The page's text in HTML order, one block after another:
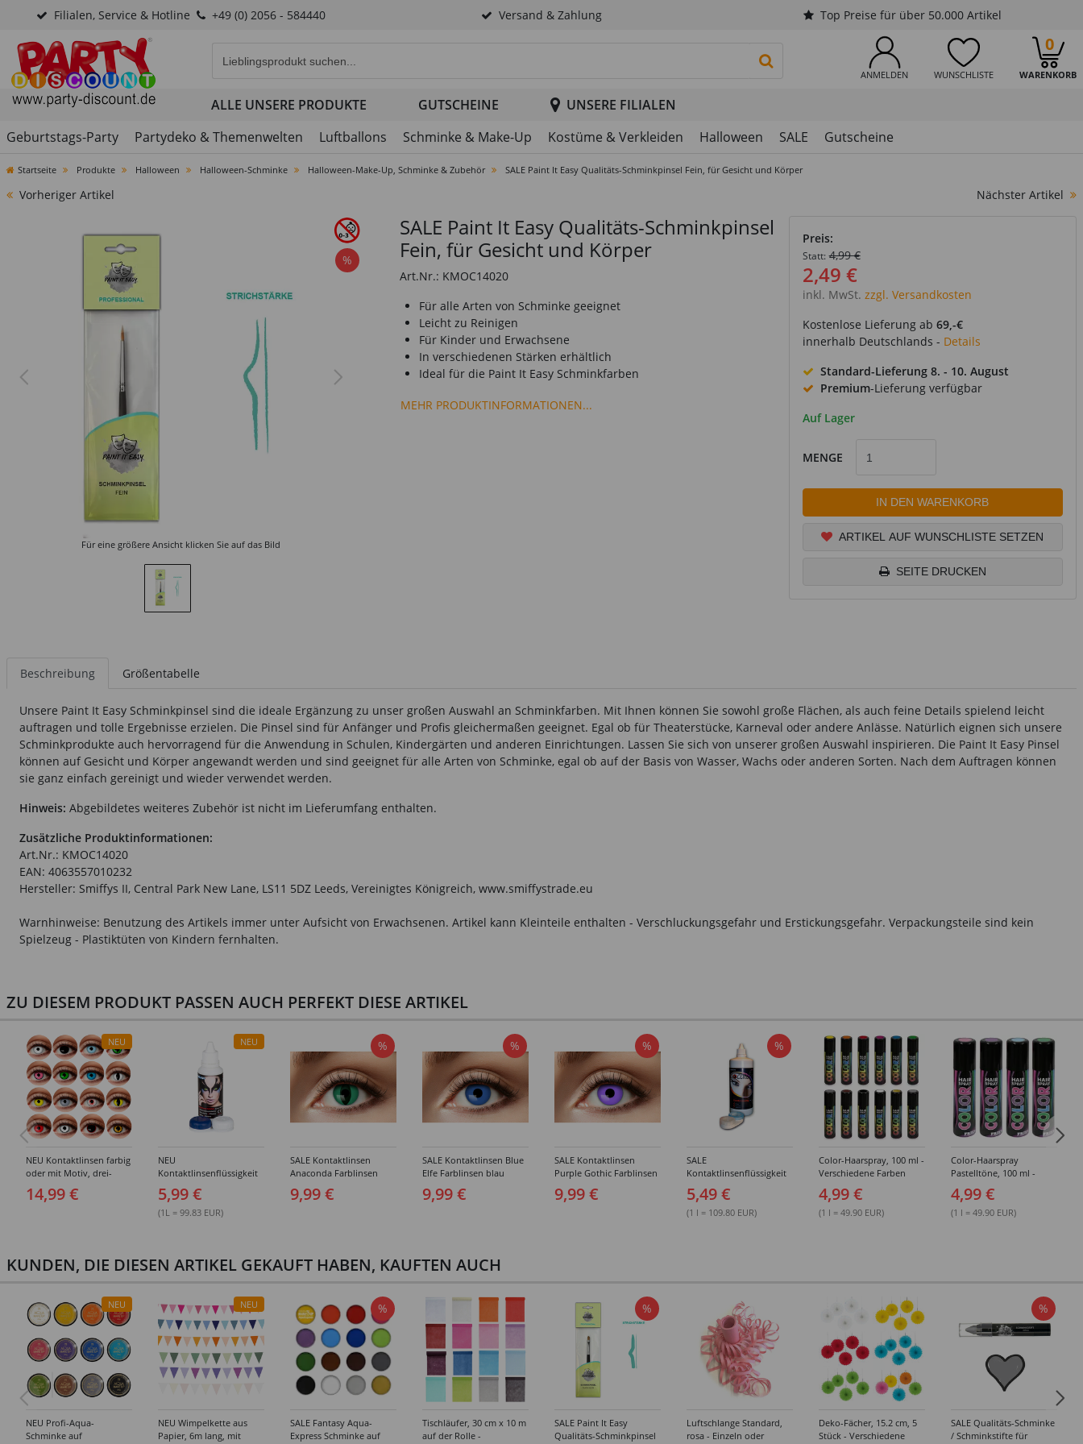
Filialen, Service & Hotline +49 (0) 2056 - 584440 Versand & Zahlung Top Preise für über 50.000 Artikel
ANMELDEN WUNSCHLISTE WARENKORB
0
PRODUKTSUCHE STARTEN
ALLE UNSERE PRODUKTE GUTSCHEINE
UNSERE FILIALEN
Geburtstags-Party
Partydeko & Themenwelten Luftballons Schminke & Make-Up Kostüme & Verkleiden Halloween SALE Gutscheine
Startseite Produkte Halloween Halloween-Schminke Halloween-Make-Up, Schminke & Zubehör SALE Paint It Easy Qualitäts-Schminkpinsel Fein, für Gesicht und Körper
Vorheriger Artikel Nächster Artikel
%
Für eine größere Ansicht klicken Sie auf das Bild
SALE Paint It Easy Qualitäts-Schminkpinsel
Fein, für Gesicht und Körper
Art.Nr.: KMOC14020
Für alle Arten von Schminke geeignet
Leicht zu Reinigen
Für Kinder und Erwachsene
In verschiedenen Stärken erhältlich
Ideal für die Paint It Easy Schminkfarben
MEHR PRODUKTINFORMATIONEN...
Preis:
Statt: 4,99 €
2,49 €
inkl. MwSt. zzgl. Versandkosten
Kostenlose Lieferung ab 69,-€
innerhalb Deutschlands - Details
Standard-Lieferung 8. - 10. August
Premium-Lieferung verfügbar
Auf Lager
MENGE
IN DEN WARENKORB
ARTIKEL AUF WUNSCHLISTE SETZEN
SEITE DRUCKEN
Beschreibung Größentabelle
Unsere Paint It Easy Schminkpinsel sind die ideale Ergänzung zu unser großen Auswahl an Schminkfarben. Mit Ihnen können Sie sowohl große Flächen, als auch feine Details spielend leicht
auftragen und tolle Ergebnisse erzielen. Die Pinsel sind für Anfänger und Profis gleichermaßen geeignet. Egal ob für Theaterstücke, Karneval oder andere Anlässe. Natürlich eignen sich unsere
Schminkprodukte auch hervorragend für die Anwendung in Schulen, Kindergärten und anderen Einrichtungen. Lassen Sie sich von unserer großen Auswahl inspirieren. Die Paint It Easy Pinsel
können auf Gesicht und Körper angewandt werden und sind geeignet für alle Arten von Schminke, egal ob auf der Basis von Wasser, Wachs oder anderen Sorten. Nach dem Auftragen können
sie ganz einfach gereinigt und wieder verwendet werden.
Hinweis: Abgebildetes weiteres Zubehör ist nicht im Lieferumfang enthalten.
Zusätzliche Produktinformationen:
Art.Nr.: KMOC14020
EAN: 4063557010232
Hersteller: Smiffys II, Central Park New Lane, LS11 5DZ Leeds, Vereinigtes Königreich, www.smiffystrade.eu
Warnhinweise: Benutzung des Artikels immer unter Aufsicht von Erwachsenen. Artikel kann Kleinteile enthalten - Verschluckungsgefahr und Erstickungsgefahr. Verpackungsteile sind kein
Spielzeug - Plastiktüten von Kindern fernhalten.
ZU DIESEM PRODUKT PASSEN AUCH PERFEKT DIESE ARTIKEL
NEU
NEU Kontaktlinsen farbig
oder mit Motiv, drei-
Monats-Linsen, zwei
Stück - verschiedene
14,99 €
NEU
NEU
Kontaktlinsenflüssigkeit
Kombilösung 60ml inkl.
Döschen
5,99 €
(1L = 99.83 EUR)
%
SALE Kontaktlinsen
Anaconda Farblinsen
grüne Katzenaugen
9,99 €
%
SALE Kontaktlinsen Blue
Elfe Farblinsen blau
9,99 €
%
SALE Kontaktlinsen
Purple Gothic Farblinsen
lila
9,99 €
%
SALE
Kontaktlinsenflüssigkeit
Kombilösung 50ml
5,49 €
(1 l = 109.80 EUR)
Color-Haarspray, 100 ml -
Verschiedene Farben
4,99 €
(1 l = 49.90 EUR)
Color-Haarspray
Pastelltöne, 100 ml -
Verschiedene Farben
4,99 €
(1 l = 49.90 EUR)
KUNDEN, DIE DIESEN ARTIKEL GEKAUFT HABEN, KAUFTEN AUCH
NEU
NEU Profi-Aqua-
Schminke auf
NEU
NEU Wimpelkette aus
Papier, 6m lang, mit
%
SALE Fantasy Aqua-
Express Schminke auf
Tischläufer, 30 cm x 10 m
auf der Rolle -
%
SALE Paint It Easy
Qualitäts-Schminkpinsel
Luftschlange Standard,
rosa - Einzeln oder
Deko-Fächer, 15.2 cm, 5
Stück - Verschiedene
%
SALE Qualitäts-Schminke
/ Schminkstifte für